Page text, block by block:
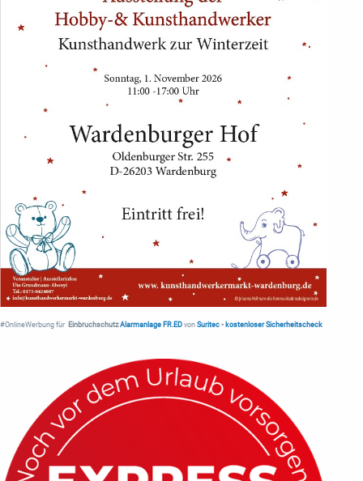
#OnlineWerbung für Einbruchschutz Alarmanlage FR.ED von Suritec • kostenloser Sicherheitscheck